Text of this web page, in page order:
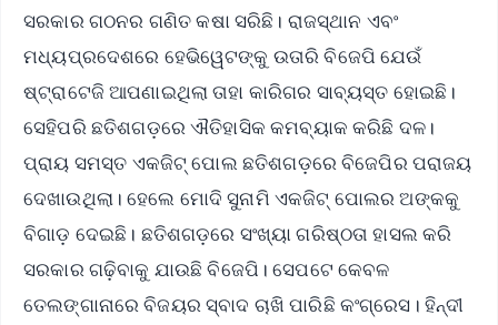
ସରକାର ଗଠନର ଗଣିତ କଷା ସରିଛି। ରାଜସ୍ଥାନ ଏବଂ
ମଧ୍ୟପ୍ରଦେଶରେ ହେଭିୱେଟଙ୍କୁ ଉତାରି ବିଜେପି ଯେଉଁ
ଷ୍ଟ୍ରାଟେଜି ଆପଣାଇଥିଲା ତାହା କାରିଗର ସାବ୍ୟସ୍ତ ହୋଇଛି।
ସେହିପରି ଛତିଶଗଡ଼ରେ ଐତିହାସିକ କମବ୍ୟାକ କରିଛି ଦଳ।
ପ୍ରାୟ ସମସ୍ତ ଏକଜିଟ୍ ପୋଲ ଛତିଶଗଡ଼ରେ ବିଜେପିର ପରାଜୟ
ଦେଖାଉଥିଲା। ହେଲେ ମୋଦି ସୁନାମି ଏକଜିଟ୍ ପୋଲର ଅଙ୍କକୁ
ବିଗାଡ଼ ଦେଇଛି। ଛତିଶଗଡ଼ରେ ସଂଖ୍ୟା ଗରିଷ୍ଠତା ହାସଲ କରି
ସରକାର ଗଢ଼ିବାକୁ ଯାଉଛି ବିଜେପି। ସେପଟେ କେବଳ
ତେଲଙ୍ଗାନାରେ ବିଜୟର ସ୍ବାଦ ଚାଖି ପାରିଛି କଂଗ୍ରେସ। ହିନ୍ଦୀ